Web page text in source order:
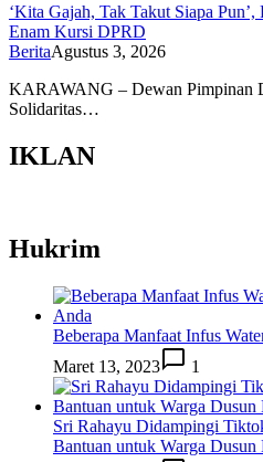
‘Kita Gajah, Tak Takut Siapa
Enam Kursi DPRD
BeritaAgustus 3, 2026
KARAWANG – Dewan Pimpinan
Solidaritas…
IKLAN
Hukrim
Beberapa Manfaat Infus
Maret 13, 2023
1
Sri Rahayu Didampingi
Bantuan untuk Warga